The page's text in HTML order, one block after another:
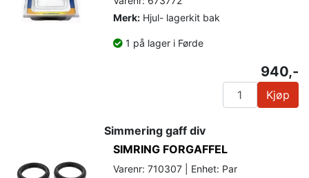
Merk: Hjul- lagerkit bak
1 på lager i Førde
940,-
Kjøp
Simmering gaff div
SIMRING FORGAFFEL
Varenr: 710307 | Enhet: Par